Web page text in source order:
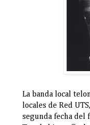
La banda local
locales de Red
segunda fecha